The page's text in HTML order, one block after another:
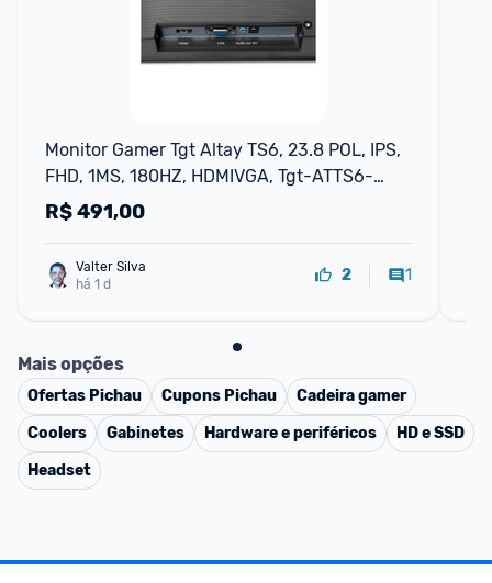
Monitor Gamer Tgt Altay TS6, 23.8 POL, IPS,
FHD, 1MS, 180HZ, HDMIVGA, Tgt-ATTS6-
BL02
R$491,00
Valter Silva
há 1 d
2 1
Mais opções
Ofertas Pichau Cupons Pichau
Cadeira gamer
Coolers
Gabinetes Hardware e periféricos
HD e SSD
Headset